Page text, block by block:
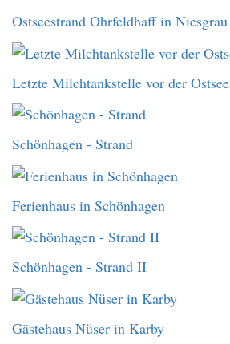
Ostseestrand Ohrfeldhaff in Niesgrau
Letzte Milchtankstelle vor der Ostsee
Schönhagen - Strand
Ferienhaus in Schönhagen
Schönhagen - Strand II
Gästehaus Nüser in Karby